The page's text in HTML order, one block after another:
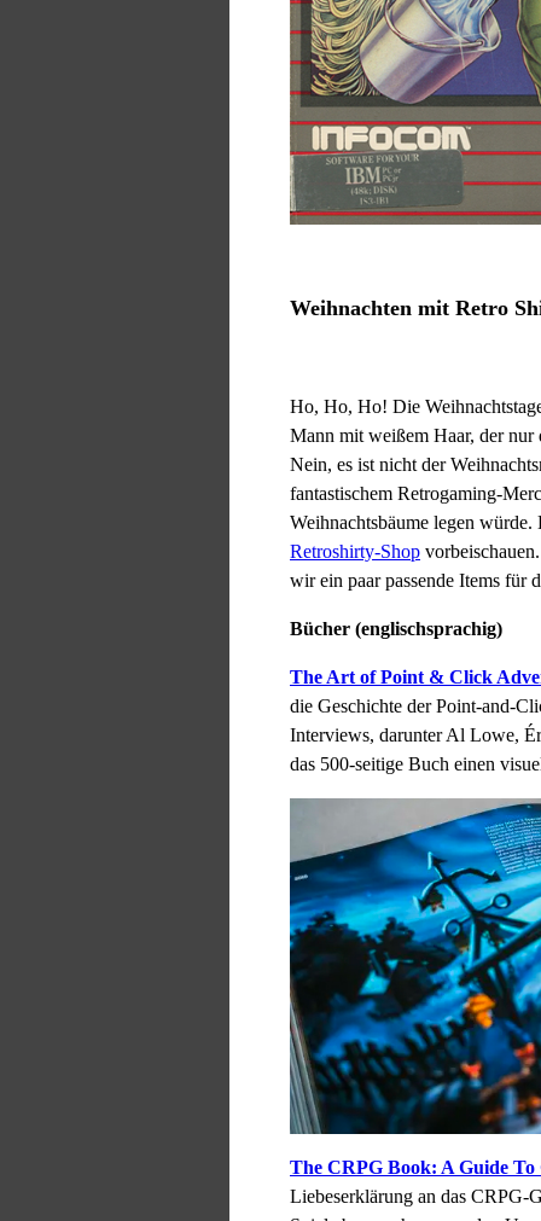
Weihnachten mit Retro
Ho, Ho, Ho! Die
Mann mit weißem Haar, der nur
Nein, es ist nicht der
fantastischem Retrogaming-
Weihnachtsbäume legen
Retroshirty-Shop
wir ein paar passende Items für
Bücher (englischsprachig)
The Art of Point & Click
die Geschichte der Point-and-
Interviews, darunter Al Lowe,
das 500-seitige Buch einen
The CRPG Book: A Guide
Liebeserklärung an das CRPG-